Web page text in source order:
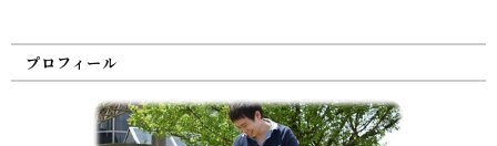
プロフィール